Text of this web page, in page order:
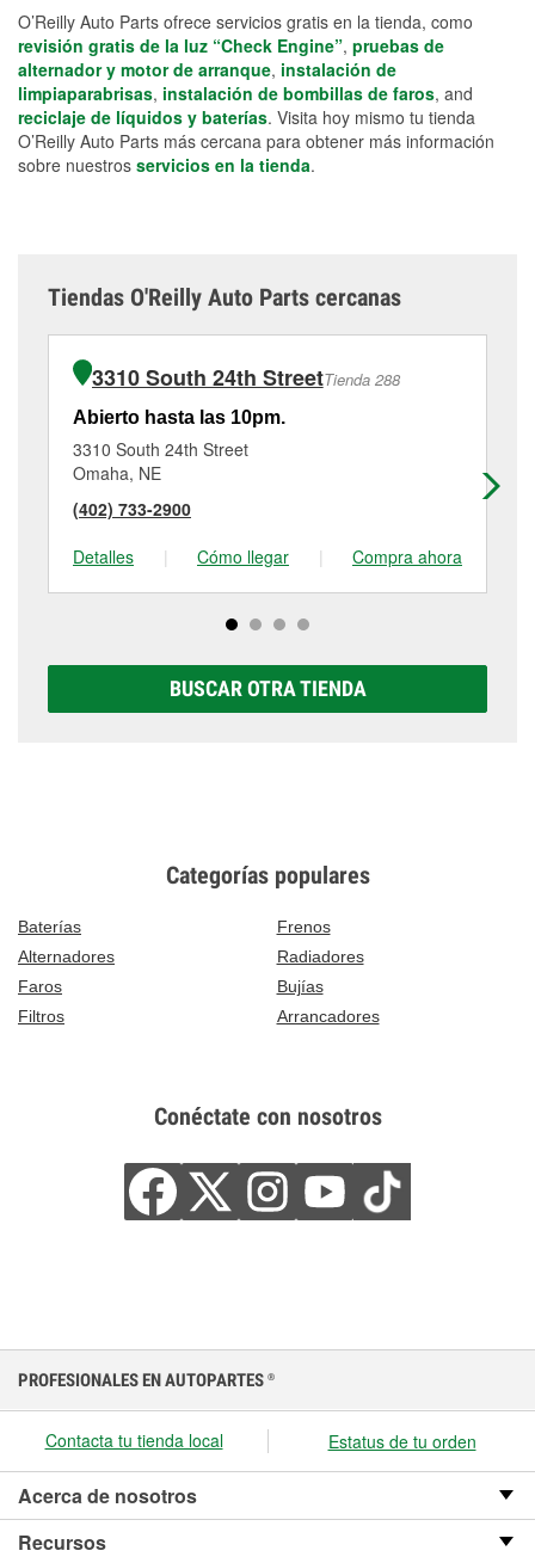
O’Reilly Auto Parts ofrece servicios gratis en la tienda, como
revisión gratis de la luz “Check Engine”, pruebas de
alternador y motor de arranque, instalación de
limpiaparabrisas, instalación de bombillas de faros, and
reciclaje de líquidos y baterías. Visita hoy mismo tu tienda
O’Reilly Auto Parts más cercana para obtener más información
sobre nuestros servicios en la tienda.
Tiendas O'Reilly Auto Parts cercanas
3310 South 24th StreetTienda 288
Abierto hasta las 10pm.
3310 South 24th Street
Omaha, NE
(402) 733-2900
Detalles
| Cómo llegar | Compra ahora
BUSCAR OTRA TIENDA
Categorías populares
Baterías
Frenos
Alternadores
Radiadores
Faros
Bujías
Filtros
Arrancadores
Conéctate con nosotros
PROFESIONALES EN AUTOPARTES ®
Contacta tu tienda local Estatus de tu orden
Acerca de nosotros
Recursos